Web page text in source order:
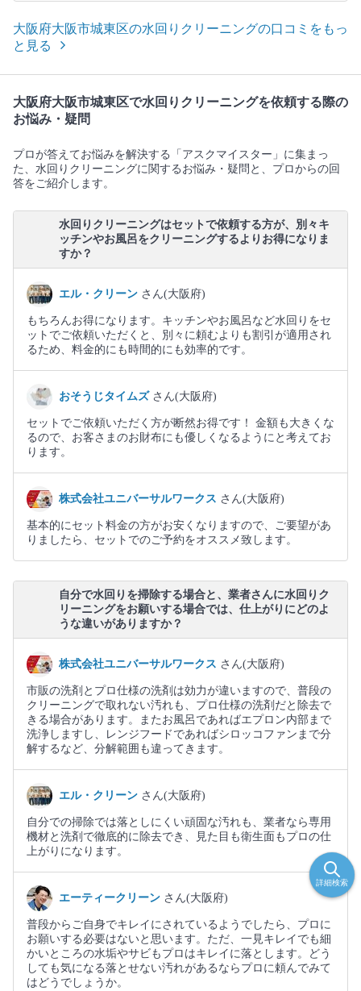
大阪府大阪市城東区の水回りクリーニングの口コミをもっ
と見る
大阪府大阪市城東区で水回りクリーニングを依頼する際の
お悩み・疑問
プロが答えてお悩みを解決する「アスクマイスター」に集まっ
た、水回りクリーニングに関するお悩み・疑問と、プロからの回
答をご紹介します。
水回りクリーニングはセットで依頼する方が、別々キ
ッチンやお風呂をクリーニングするよりお得になりま
すか？
エル・クリーン さん(大阪府)
もちろんお得になります。キッチンやお風呂など水回りをセ
ットでご依頼いただくと、別々に頼むよりも割引が適用され
るため、料金的にも時間的にも効率的です。
おそうじタイムズ さん(大阪府)
セットでご依頼いただく方が断然お得です！ 金額も大きくな
るので、お客さまのお財布にも優しくなるようにと考えてお
ります。
株式会社ユニバーサルワークス さん(大阪府)
基本的にセット料金の方がお安くなりますので、ご要望があ
りましたら、セットでのご予約をオススメ致します。
自分で水回りを掃除する場合と、業者さんに水回りク
リーニングをお願いする場合では、仕上がりにどのよ
うな違いがありますか？
株式会社ユニバーサルワークス さん(大阪府)
市販の洗剤とプロ仕様の洗剤は効力が違いますので、普段の
クリーニングで取れない汚れも、プロ仕様の洗剤だと除去で
きる場合があります。またお風呂であればエプロン内部まで
洗浄しますし、レンジフードであればシロッコファンまで分
解するなど、分解範囲も違ってきます。
エル・クリーン さん(大阪府)
自分での掃除では落としにくい頑固な汚れも、業者なら専用
機材と洗剤で徹底的に除去でき、見た目も衛生面もプロの仕
上がりになります。
エーティークリーン さん(大阪府)
普段からご自身でキレイにされているようでしたら、プロに
お願いする必要はないと思います。ただ、一見キレイでも細
かいところの水垢やサビもプロはキレイに落とします。どう
しても気になる落とせない汚れがあるならプロに頼んでみて
はどうでしょうか。
詳細検索